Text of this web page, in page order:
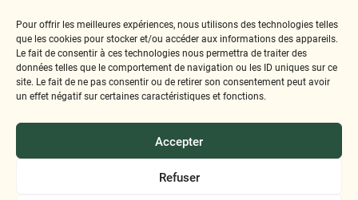
Pour offrir les meilleures expériences, nous utilisons des technologies telles
que les cookies pour stocker et/ou accéder aux informations des appareils.
Le fait de consentir à ces technologies nous permettra de traiter des
données telles que le comportement de navigation ou les ID uniques sur ce
site. Le fait de ne pas consentir ou de retirer son consentement peut avoir
un effet négatif sur certaines caractéristiques et fonctions.
Accepter
Refuser
Instagram
Facebook
Twitter
YouTube
Mentions légales
L'abus d'alcool est dangereux pour la
santé, à consommer avec modération